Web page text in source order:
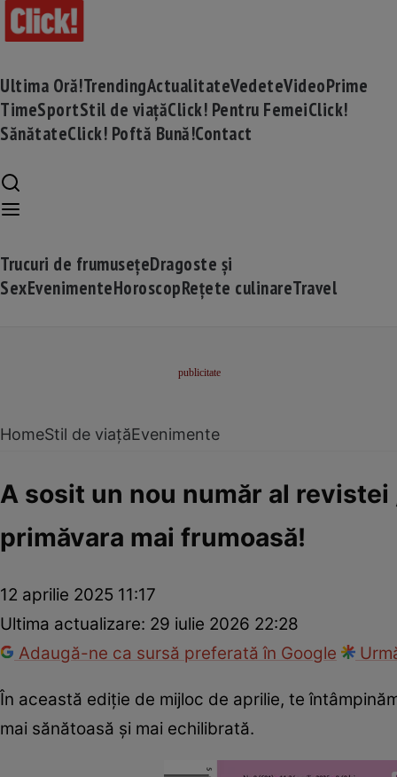
Ultima Oră!TrendingActualitateVedeteVideoPrime
TimeSportStil de viațăClick! Pentru FemeiClick!
SănătateClick! Poftă Bună!Contact
Trucuri de frumusețeDragoste și
SexEvenimenteHoroscopRețete culinareTravel
HomeStil de viațăEvenimente
A sosit un nou număr al
primăvara mai frumoasă!
12 aprilie 2025 11:17
Ultima actualizare: 29 iulie 2026 22:28
Adaugă-ne ca sursă preferată în Google
În această ediție de mijloc de aprilie, te
mai sănătoasă și mai echilibrată.